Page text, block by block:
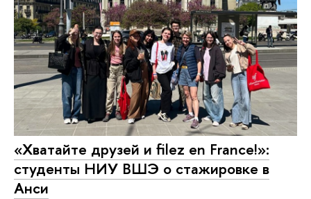
«Хватайте друзей и filez en France!»:
студенты НИУ ВШЭ о стажировке в
Анси